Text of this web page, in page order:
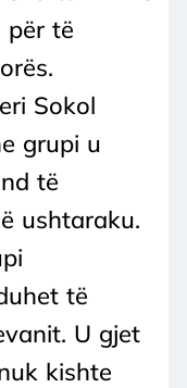
për të
Sokol
grupi u
të
ushtaraku.
të
U gjet
kishte